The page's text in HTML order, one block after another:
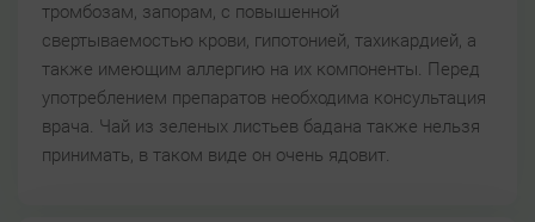
тромбозам, запорам, с повышенной
свертываемостью крови, гипотонией, тахикардией, а
также имеющим аллергию на их компоненты. Перед
употреблением препаратов необходима консультация
врача. Чай из зеленых листьев бадана также нельзя
принимать, в таком виде он очень ядовит.